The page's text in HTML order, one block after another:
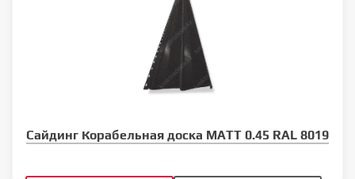
Сайдинг Корабельная доска MATT 0.45 RAL 8019